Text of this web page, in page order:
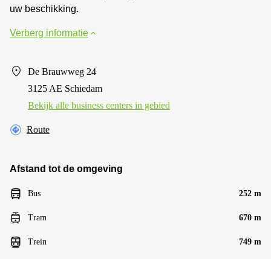
uw beschikking.
Verberg informatie
De Brauwweg 24
3125 AE Schiedam
Bekijk alle business centers in gebied
Route
Afstand tot de omgeving
Bus 252 m
Tram 670 m
Trein 749 m